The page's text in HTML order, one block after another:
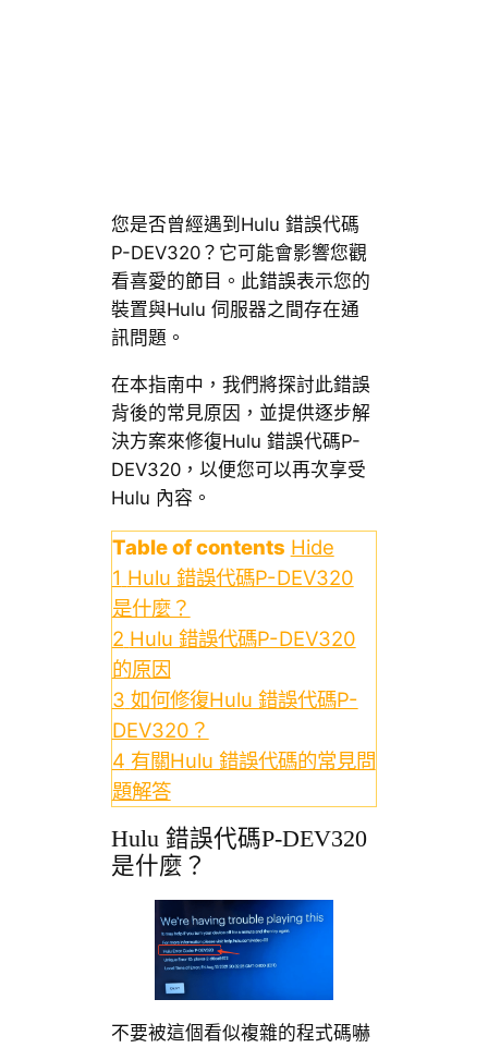
您是否曾經遇到Hulu 錯誤代碼
P-DEV320？它可能會影響您觀
看喜愛的節目。此錯誤表示您的
裝置與Hulu 伺服器之間存在通
訊問題。
在本指南中，我們將探討此錯誤
背後的常見原因，並提供逐步解
決方案來修復Hulu 錯誤代碼P-
DEV320，以便您可以再次享受
Hulu 內容。
Table of contents Hide
1 Hulu 錯誤代碼P-DEV320
是什麼？
2 Hulu 錯誤代碼P-DEV320
的原因
3 如何修復Hulu 錯誤代碼P-
DEV320？
4 有關Hulu 錯誤代碼的常見問
題解答
Hulu 錯誤代碼P-DEV320
是什麼？
不要被這個看似複雜的程式碼嚇